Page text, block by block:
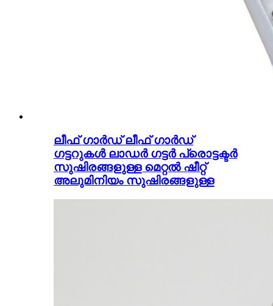
ലീഫ് ഗാർഡ് ലീഫ് ഗാർഡ്
ഗട്ടറുകൾ ലാഡർ ഗട്ടർ പ്രൊട്ടക്ടർ
സുഷിരങ്ങളുള്ള മെറ്റൽ ഷീറ്റ്
അലുമിനിയം സുഷിരങ്ങളുള്ള